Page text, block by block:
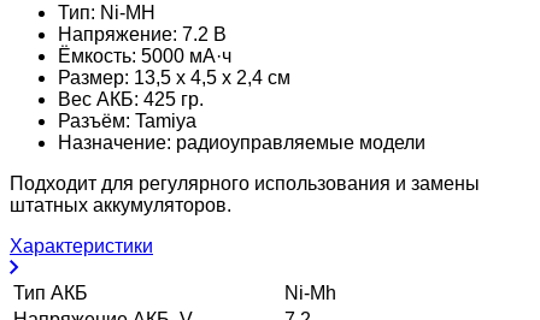
Тип: Ni-MH
Напряжение: 7.2 В
Ёмкость: 5000 мА·ч
Размер: 13,5 х 4,5 х 2,4 см
Вес АКБ: 425 гр.
Разъём: Tamiya
Назначение: радиоуправляемые модели
Подходит для регулярного использования и замены
штатных аккумуляторов.
Характеристики
Тип АКБ
Ni-Mh